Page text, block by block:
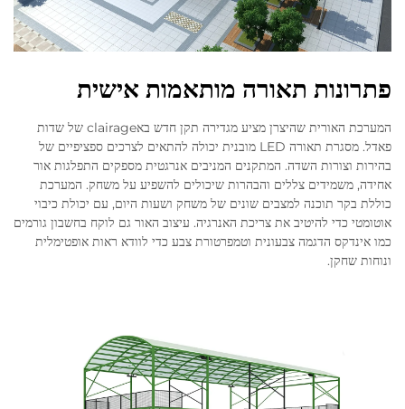
פתרונות תאורה מותאמות אישית
המערכת האורית שהיצרן מציע מגדירה תקן חדש באclairage של שדות
פאדל. מסגרת תאורה LED מובנית יכולה להתאים לצרכים ספציפיים של
בהירות וצורות השדה. המתקנים המניבים אנרגטית מספקים התפלגות אור
אחידה, משמידים צללים והבהרות שיכולים להשפיע על משחק. המערכת
כוללת בקר תוכנה למצבים שונים של משחק ושעות היום, עם יכולת כיבוי
אוטומטי כדי להיטיב את צריכת האנרגיה. עיצוב האור גם לוקח בחשבון גורמים
כמו אינדקס הדגמה צבעונית וטמפרטורת צבע כדי לוודא ראות אופטימלית
ונוחות שחקן.